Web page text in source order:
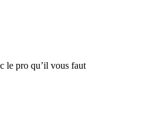
le pro qu’il vous faut